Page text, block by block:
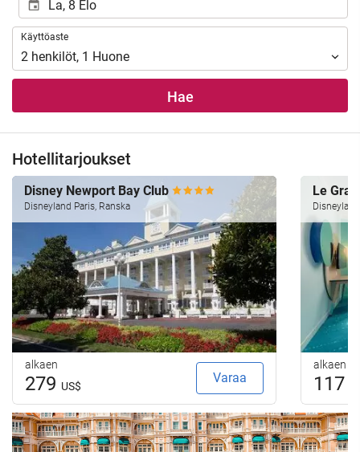
Käyttöaste
Käyttöaste
2 henkilöt, 1 Huone
Hae
Hotellitarjoukset
Disney Newport Bay Club
Disneyland Paris, Ranska
alkaen
279 US$
Varaa
Le
alkaen
117